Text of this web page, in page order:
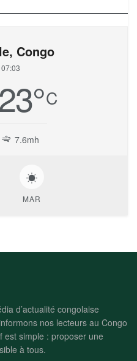
Congo
23°C
7.6mh
MAR
d’actualité congolaise
nos lecteurs au Congo
est simple : proposer une
à tous.